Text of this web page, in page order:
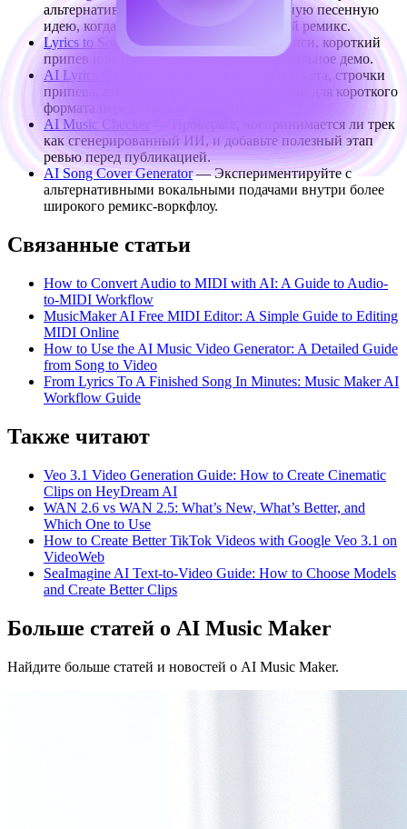
альтернативную версию или полноценную песенную
идею, когда нужно больше, чем быстрый ремикс.
Lyrics to Song — Превратите идею подписи, короткий
припев или топлайн в полноценное вокальное демо.
AI Lyrics Generator
— Тестируйте идеи текста, строчки
припева, атмосферные слова и концепции для короткого
формата перед тем, как собирать трек.
AI Music Checker
— Проверьте, воспринимается ли трек
как сгенерированный ИИ, и добавьте полезный этап
ревью перед публикацией.
AI Song Cover Generator— Экспериментируйте с
альтернативными вокальными подачами внутри более
широкого ремикс‑воркфлоу.
Связанные статьи
How to Convert Audio to MIDI with AI: A Guide to Audio-
to-MIDI Workflow
MusicMaker AI Free MIDI Editor: A Simple Guide to Editing
MIDI Online
How to Use the AI Music Video Generator: A Detailed Guide
from Song to Video
From Lyrics To A Finished Song In Minutes: Music Maker AI
Workflow Guide
Также читают
Veo 3.1 Video Generation Guide: How to Create Cinematic
Clips on HeyDream AI
WAN 2.6 vs WAN 2.5: What’s New, What’s Better, and
Which One to Use
How to Create Better TikTok Videos with Google Veo 3.1 on
VideoWeb
SeaImagine AI Text-to-Video Guide: How to Choose Models
and Create Better Clips
Больше статей о AI Music Maker
Найдите больше статей и новостей о AI Music Maker.